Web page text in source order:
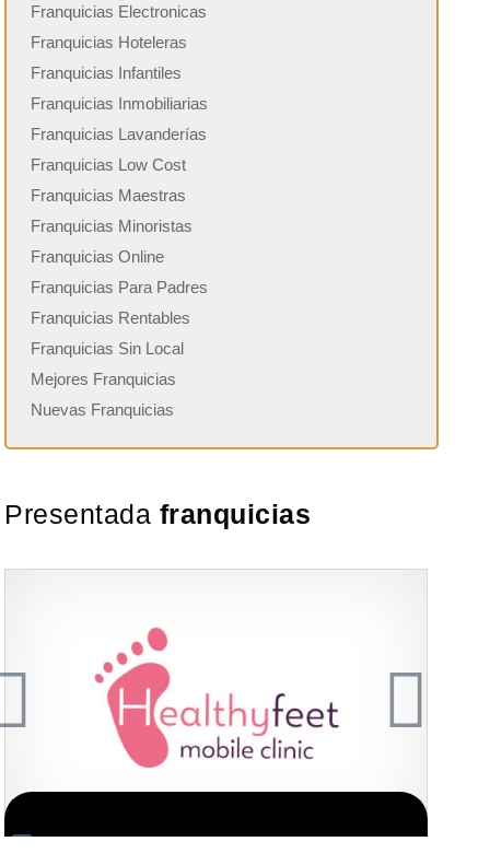
Franquicias Electronicas
Franquicias Hoteleras
Franquicias Infantiles
Franquicias Inmobiliarias
Franquicias Lavanderías
Franquicias Low Cost
Franquicias Maestras
Franquicias Minoristas
Franquicias Online
Franquicias Para Padres
Franquicias Rentables
Franquicias Sin Local
Mejores Franquicias
Nuevas Franquicias
Presentada franquicias